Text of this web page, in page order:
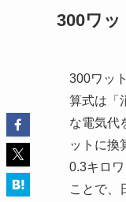
300ワッ
300ワッ
算式は「
な電気代
ットに換
0.3キロ
ことで、